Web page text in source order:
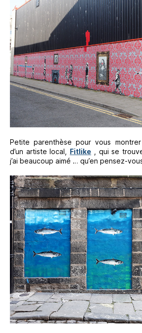
Petite parenthèse pour vous
d’un artiste local, Fitlike , qui se
j’ai beaucoup aimé … qu’en pensez-